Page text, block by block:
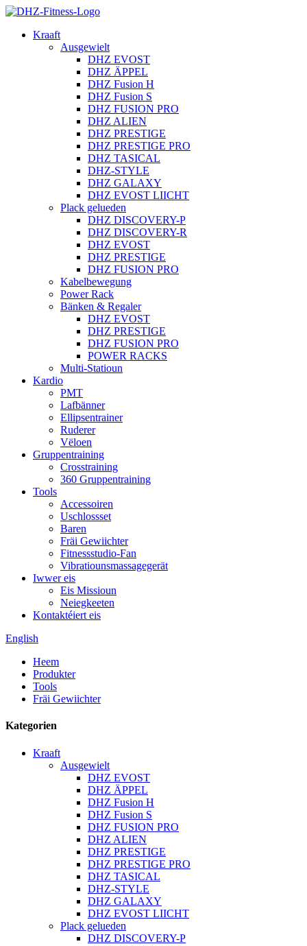
Kraaft
Ausgewielt
DHZ EVOST
DHZ ÄPPEL
DHZ Fusion H
DHZ Fusion S
DHZ FUSION PRO
DHZ ALIEN
DHZ PRESTIGE
DHZ PRESTIGE PRO
DHZ TASICAL
DHZ-STYLE
DHZ GALAXY
DHZ EVOST LIICHT
Plack gelueden
DHZ DISCOVERY-P
DHZ DISCOVERY-R
DHZ EVOST
DHZ PRESTIGE
DHZ FUSION PRO
Kabelbewegung
Power Rack
Bänken & Regaler
DHZ EVOST
DHZ PRESTIGE
DHZ FUSION PRO
POWER RACKS
Multi-Statioun
Kardio
PMT
Lafbänner
Ellipsentrainer
Ruderer
Vëloen
Gruppentraining
Crosstraining
360 Gruppentraining
Tools
Accessoiren
Uschlossset
Baren
Fräi Gewiichter
Fitnessstudio-Fan
Vibratiounsmassagegerät
Iwwer eis
Eis Missioun
Neiegkeeten
Kontaktéiert eis
English
Heem
Produkter
Tools
Fräi Gewiichter
Kategorien
Kraaft
Ausgewielt
DHZ EVOST
DHZ ÄPPEL
DHZ Fusion H
DHZ Fusion S
DHZ FUSION PRO
DHZ ALIEN
DHZ PRESTIGE
DHZ PRESTIGE PRO
DHZ TASICAL
DHZ-STYLE
DHZ GALAXY
DHZ EVOST LIICHT
Plack gelueden
DHZ DISCOVERY-P